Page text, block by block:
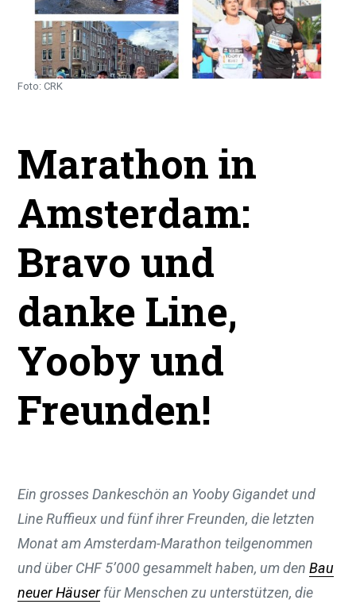
Foto: CRK
Marathon in
Amsterdam:
Bravo und
danke Line,
Yooby und
Freunden!
Ein grosses Dankeschön an Yooby Gigandet und
Line Ruffieux und fünf ihrer Freunden, die letzten
Monat am Amsterdam-Marathon teilgenommen
und über CHF 5’000 gesammelt haben, um denBau
neuer Häuserfür Menschen zu unterstützen, die